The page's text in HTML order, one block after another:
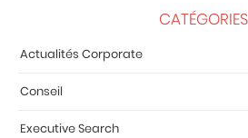
CATÉGORIES
Actualités Corporate
Conseil
Executive Search